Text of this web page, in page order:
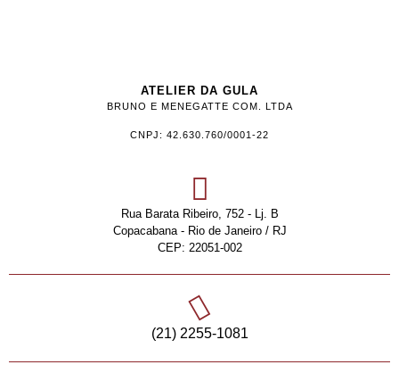
ATELIER DA GULA
BRUNO E MENEGATTE COM. LTDA
CNPJ: 42.630.760/0001-22
Rua Barata Ribeiro, 752 - Lj. B
Copacabana - Rio de Janeiro / RJ
CEP: 22051-002
(21) 2255-1081